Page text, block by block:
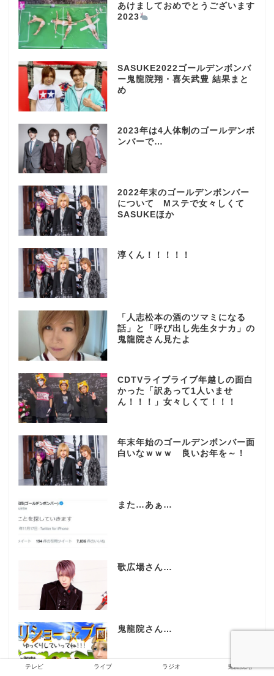
あけましておめでとうございます
2023
SASUKE2022ゴールデンボンバ
ー鬼龍院翔・喜矢武豊 結果まと
め
2023年は4人体制のゴールデンボ
ンバーで…
2022年末のゴールデンボンバー
について Mステで女々しくて
SASUKEほか
淳くん！！！！！
「人志松本の酒のツマミになる
話」と「呼び出し先生タナカ」の
鬼龍院さん見たよ
CDTVライブライブ年越しの面白
かった「訳あって1人いませ
ん！！！」女々しくて！！！
年末年始のゴールデンボンバー面
白いなｗｗｗ 良いお年を～！
また…あぁ…
歌広場さん…
鬼龍院さん…
テレビ ライブ ラジオ 鬼龍院翔